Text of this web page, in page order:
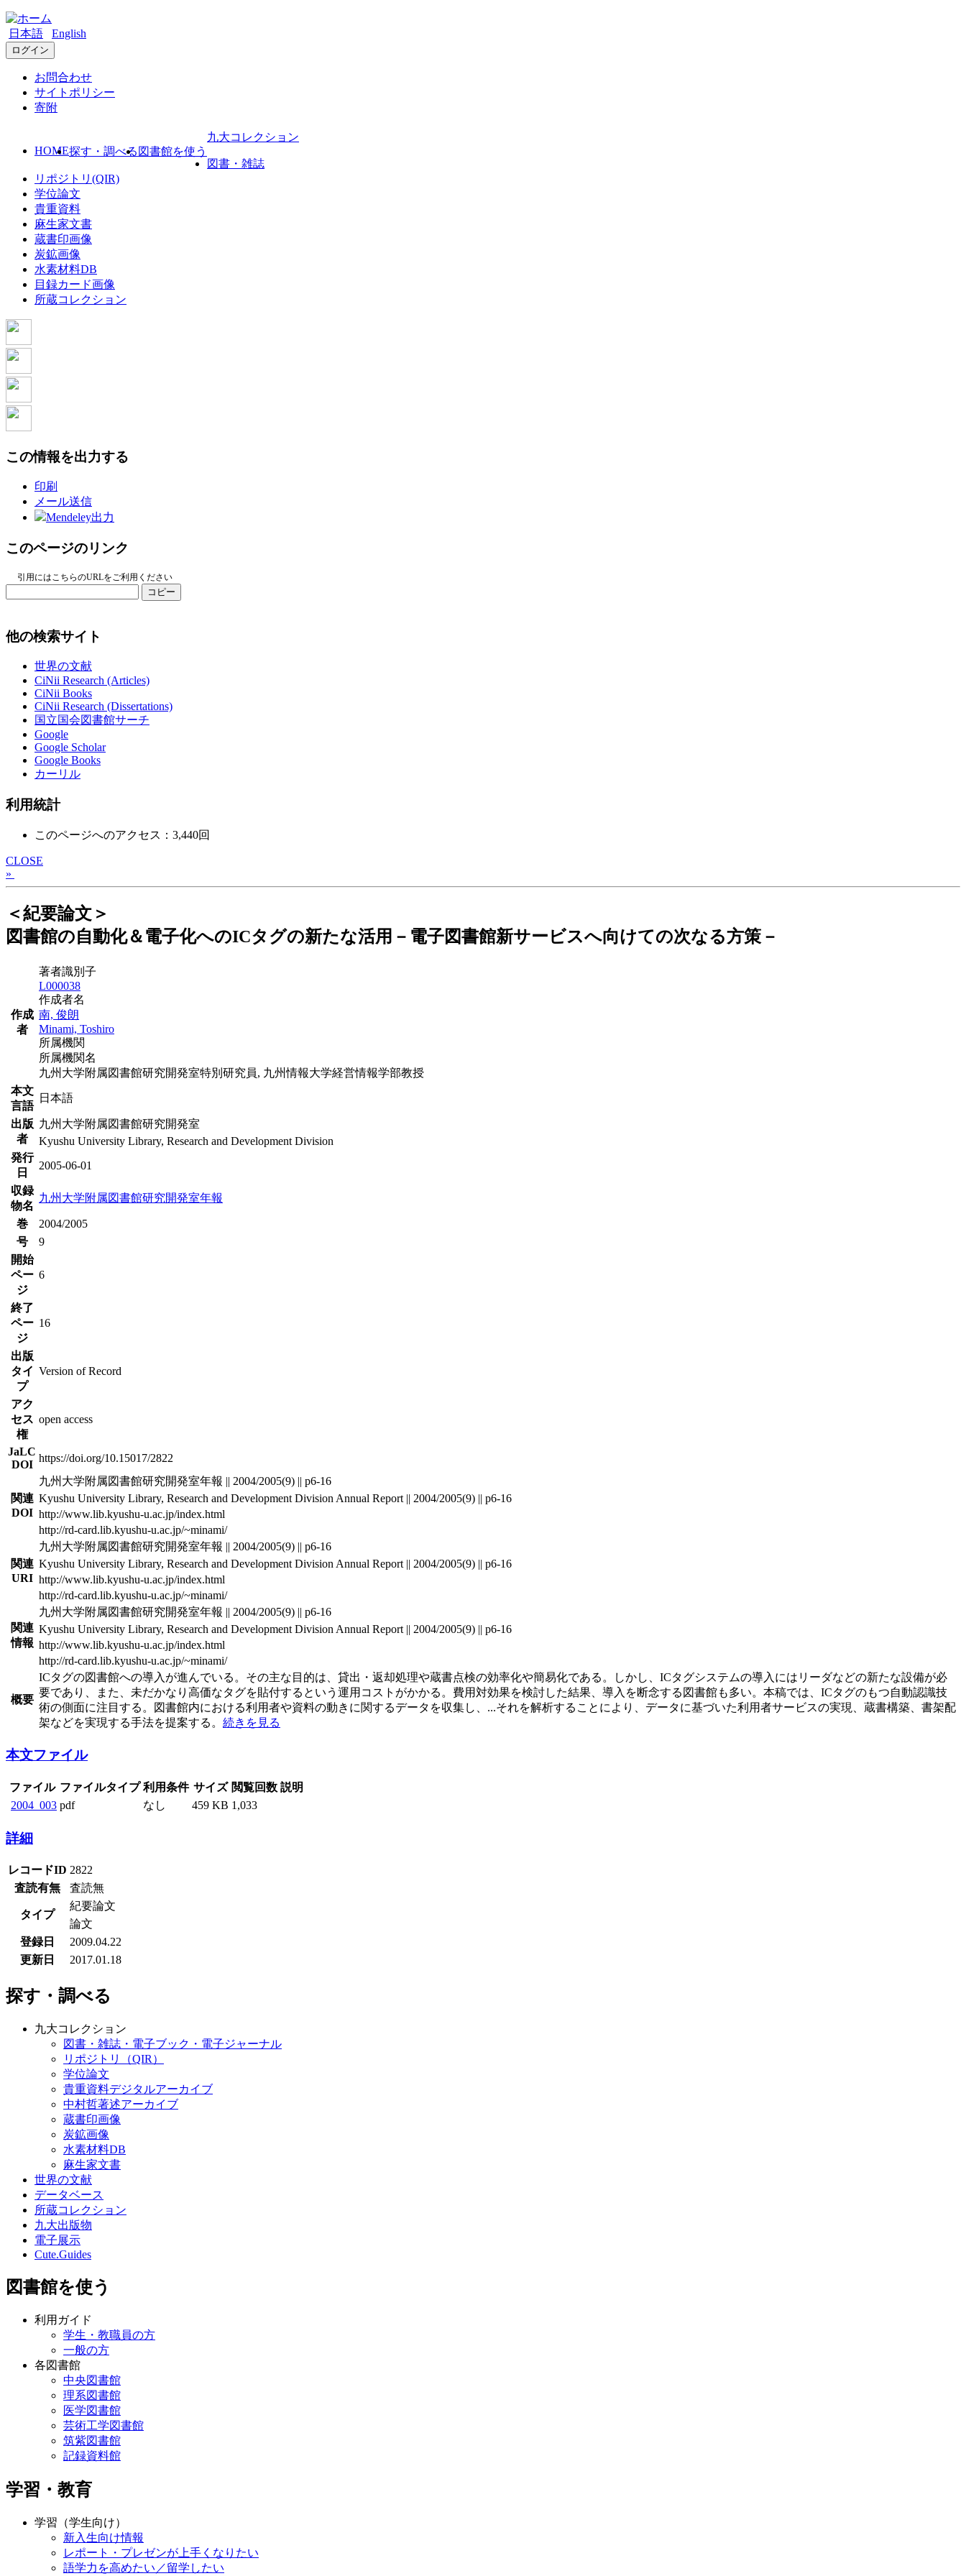
日本語 English
ログイン
お問合わせ
サイトポリシー
寄附
HOME探す・調べる 図書館を使う
九大コレクション
図書・雑誌
リポジトリ(QIR)
学位論文
貴重資料
麻生家文書
蔵書印画像
炭鉱画像
水素材料DB
目録カード画像
所蔵コレクション
この情報を出力する
印刷
メール送信
Mendeley出力
このページのリンク
引用にはこちらのURLをご利用ください
コピー
他の検索サイト
世界の文献
CiNii Research (Articles)
CiNii Books
CiNii Research (Dissertations)
国立国会図書館サーチ
Google
Google Scholar
Google Books
カーリル
利用統計
このページへのアクセス：3,440回
CLOSE
»
＜紀要論文＞
図書館の自動化＆電子化へのICタグの新たな活用－電子図書館新サービスへ向けての次なる方策－
作成
者
著者識別子
L000038
作成者名
南, 俊朗
Minami, Toshiro
所属機関
所属機関名
九州大学附属図書館研究開発室特別研究員, 九州情報大学経営情報学部教授
本文
言語
日本語
出版
者
九州大学附属図書館研究開発室
Kyushu University Library, Research and Development Division
発行
日
2005-06-01
収録
物名
九州大学附属図書館研究開発室年報
巻
2004/2005
号
9
開始
ペー
ジ
6
終了
ペー
ジ
16
出版
タイ
プ
Version of Record
アク
セス
権
open access
JaLC
DOI
https://doi.org/10.15017/2822
関連
DOI
九州大学附属図書館研究開発室年報 || 2004/2005(9) || p6-16
Kyushu University Library, Research and Development Division Annual Report || 2004/2005(9) || p6-16
http://www.lib.kyushu-u.ac.jp/index.html
http://rd-card.lib.kyushu-u.ac.jp/~minami/
関連
URI
九州大学附属図書館研究開発室年報 || 2004/2005(9) || p6-16
Kyushu University Library, Research and Development Division Annual Report || 2004/2005(9) || p6-16
http://www.lib.kyushu-u.ac.jp/index.html
http://rd-card.lib.kyushu-u.ac.jp/~minami/
関連
情報
九州大学附属図書館研究開発室年報 || 2004/2005(9) || p6-16
Kyushu University Library, Research and Development Division Annual Report || 2004/2005(9) || p6-16
http://www.lib.kyushu-u.ac.jp/index.html
http://rd-card.lib.kyushu-u.ac.jp/~minami/
概要
ICタグの図書館への導入が進んでいる。その主な目的は、貸出・返却処理や蔵書点検の効率化や簡易化である。しかし、ICタグシステムの導入にはリーダなどの新たな設備が必
要であり、また、未だかなり高価なタグを貼付するという運用コストがかかる。費用対効果を検討した結果、導入を断念する図書館も多い。本稿では、ICタグのもつ自動認識技
術の側面に注目する。図書館内における利用者や資料の動きに関するデータを収集し、 ...それを解析することにより、データに基づいた利用者サービスの実現、蔵書構築、書架配
架などを実現する手法を提案する。 続きを見る
本文ファイル
ファイル ファイルタイプ 利用条件 サイズ 閲覧回数 説明
2004_003 pdf なし 459 KB 1,033
詳細
レコードID 2822
査読有無
査読無
タイプ
紀要論文
論文
登録日
2009.04.22
更新日
2017.01.18
探す・調べる
九大コレクション
図書・雑誌・電子ブック・電子ジャーナル
リポジトリ（QIR）
学位論文
貴重資料デジタルアーカイブ
中村哲著述アーカイブ
蔵書印画像
炭鉱画像
水素材料DB
麻生家文書
世界の文献
データベース
所蔵コレクション
九大出版物
電子展示
Cute.Guides
図書館を使う
利用ガイド
学生・教職員の方
一般の方
各図書館
中央図書館
理系図書館
医学図書館
芸術工学図書館
筑紫図書館
記録資料館
学習・教育
学習（学生向け）
新入生向け情報
レポート・プレゼンが上手くなりたい
語学力を高めたい／留学したい